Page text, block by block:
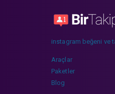
instagram beğeni ve
Araçlar
Paketler
Blog